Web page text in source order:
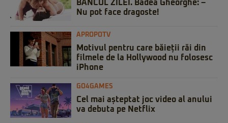
BANCUL ZILEI. Badea Gheorghe: –
Nu pot face dragoste!
APROPOTV
Motivul pentru care băieții răi din
filmele de la Hollywood nu folosesc
iPhone
GO4GAMES
Cel mai așteptat joc video al anului
va debuta pe Netflix